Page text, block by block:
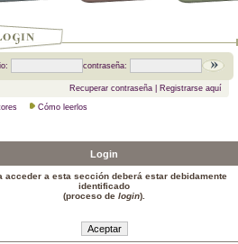
contraseña:
Recuperar contraseña Registrarse aquí
Cómo leerlos
Login
acceder a esta sección deberá estar debidamente
identificado
(proceso de login).